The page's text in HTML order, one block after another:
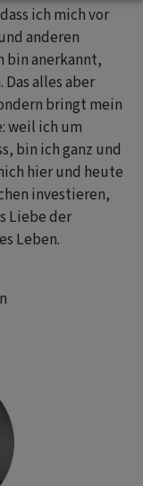
ich mich vor
anderen
bin anerkannt,
alles aber
bringt mein
weil ich um
bin ich ganz und
hier und heute
investieren,
Liebe der
Leben.